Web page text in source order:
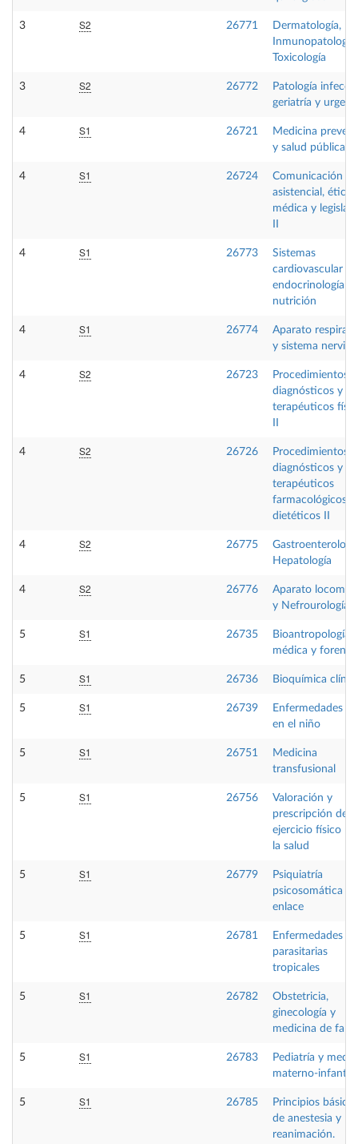
3 S2 26771
Dermatología,
Inmunopatología
Toxicología
3 S2 26772
Patología
geriatría y
4 S1 26721
Medicina
y salud pública
4 S1 26724
Comunicación
asistencial, ética
médica y
4 S1 26773
Sistemas
cardiovascular y
endocrinología y
nutrición
4 S1 26774
Aparato
y sistema
4 S2 26723
Procedimientos
diagnósticos y
terapéuticos
4 S2 26726
Procedimientos
diagnósticos y
terapéuticos
farmacológicos y
dietéticos II
4 S2 26775
Hepatología
4 S2 26776
Aparato
y Nefrourología
5 S1 26735
Bioantropología
médica y forense
5 S1 26736 Bioquímica
5 S1 26739
Enfermedades
en el niño
5 S1 26751
Medicina
transfusional
5 S1 26756
Valoración y
prescripción del
ejercicio físico
la salud
5 S1 26779
Psiquiatría
psicosomática y
enlace
5 S1 26781
Enfermedades
parasitarias
tropicales
5 S1 26782
Obstetricia,
ginecología y
medicina de
5 S1 26783
Pediatría y
materno-infantil
5 S1 26785
Principios básicos
de anestesia y
reanimación.